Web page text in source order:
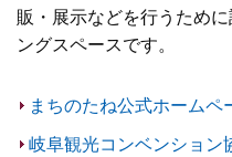
販・展示などを行うために
ングスペースです。
まちのたね公式ホームペ
岐阜観光コンベンション